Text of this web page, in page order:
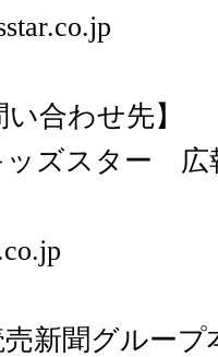
合わせ先】
ッズスター 広
新聞グループ